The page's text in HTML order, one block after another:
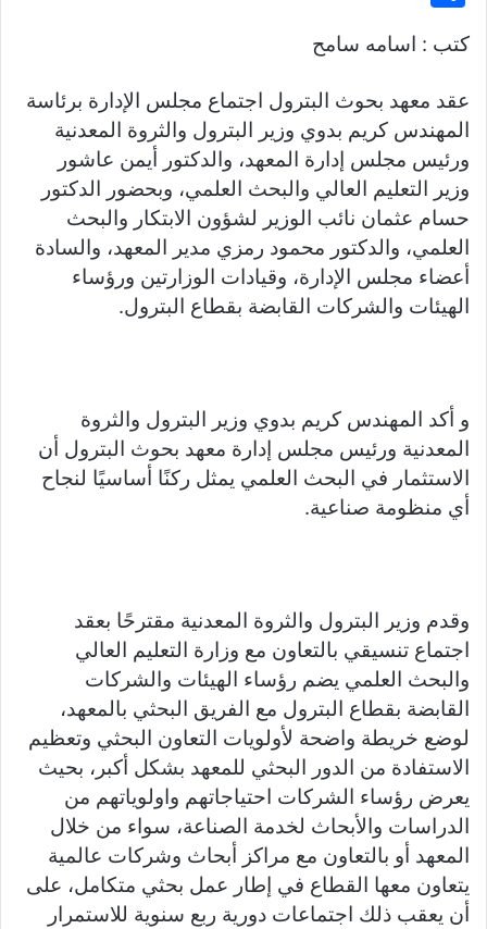
e
b
o
o
k
er
s
A
p
p
e
n
g
er
Li
n
k
a
m
h
ar
e
كتب : اسامه سامح
عقد معهد بحوث البترول اجتماع مجلس الإدارة برئاسة
المهندس كريم بدوي وزير البترول والثروة المعدنية
ورئيس مجلس إدارة المعهد، والدكتور أيمن عاشور
وزير التعليم العالي والبحث العلمي، وبحضور الدكتور
حسام عثمان نائب الوزير لشؤون الابتكار والبحث
العلمي، والدكتور محمود رمزي مدير المعهد، والسادة
أعضاء مجلس الإدارة، وقيادات الوزارتين ورؤساء
الهيئات والشركات القابضة بقطاع البترول.
و أكد المهندس كريم بدوي وزير البترول والثروة
المعدنية ورئيس مجلس إدارة معهد بحوث البترول أن
الاستثمار في البحث العلمي يمثل ركنًا أساسيًا لنجاح
أي منظومة صناعية.
وقدم وزير البترول والثروة المعدنية مقترحًا بعقد
اجتماع تنسيقي بالتعاون مع وزارة التعليم العالي
والبحث العلمي يضم رؤساء الهيئات والشركات
القابضة بقطاع البترول مع الفريق البحثي بالمعهد،
لوضع خريطة واضحة لأولويات التعاون البحثي وتعظيم
الاستفادة من الدور البحثي للمعهد بشكل أكبر، بحيث
يعرض رؤساء الشركات احتياجاتهم واولوياتهم من
الدراسات والأبحاث لخدمة الصناعة، سواء من خلال
المعهد أو بالتعاون مع مراكز أبحاث وشركات عالمية
يتعاون معها القطاع في إطار عمل بحثي متكامل، على
أن يعقب ذلك اجتماعات دورية ربع سنوية للاستمرار